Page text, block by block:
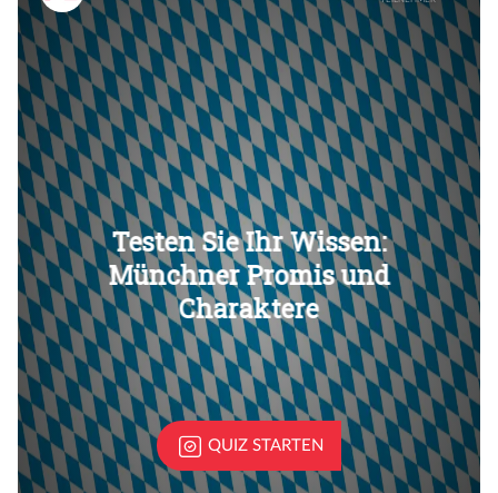
Überspringen
Überspringen